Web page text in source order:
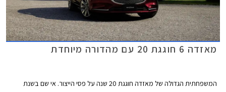
מאזדה 6 חוגגת 20 עם מהדורה מיוחדת
המשפחתית הגדולה של מאזדה חוגגת 20 שנה על פסי הייצור. אי שם בשנת